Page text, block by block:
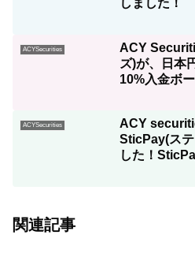
しました！
ACYSecurities
ACY
ズ)が、日本
10%入金ボ
ACYSecurities
ACY
SticPay(ス
した！
関連記事